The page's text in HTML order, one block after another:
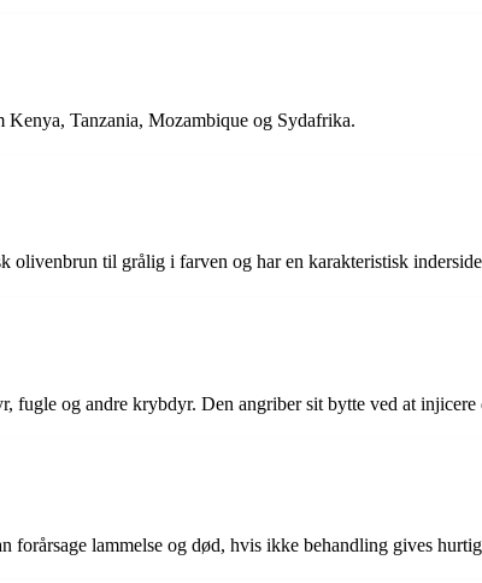
Tanzania, Mozambique og Sydafrika.
til grålig i farven og har en karakteristisk
fugle og andre krybdyr. Den angriber sit bytte ved at
forårsage lammelse og død, hvis ikke behandling gives